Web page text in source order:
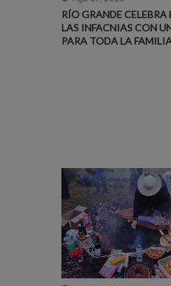
RÍO GRANDE CELEBRA
LAS INFACNIAS CON
PARA TODA LA